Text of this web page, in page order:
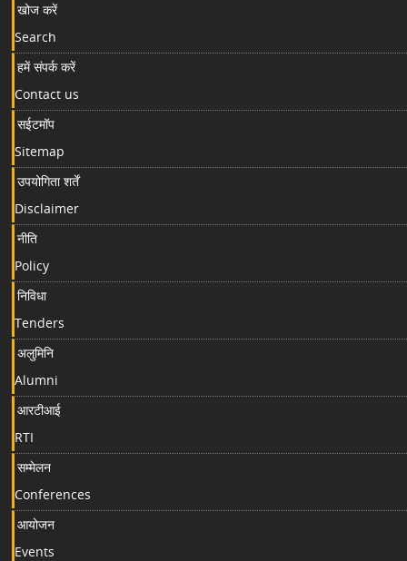
खोज करें
Search
हमें संपर्क करें
Contact us
सईटमॉप
Sitemap
उपयोगिता शर्तें
Disclaimer
नीति
Policy
निविधा
Tenders
अलुमिनि
Alumni
आरटीआई
RTI
सम्मेलन
Conferences
आयोजन
Events